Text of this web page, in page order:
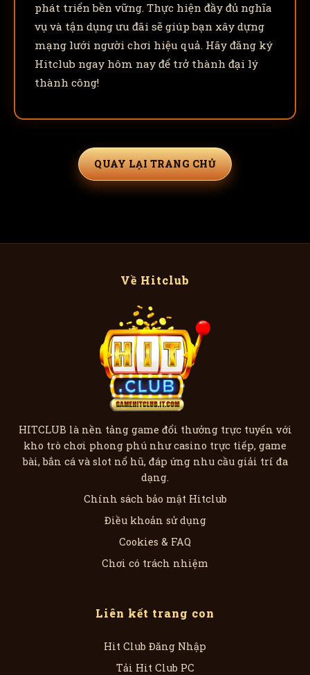
phát triển bền vững. Thực hiện đầy đủ nghĩa
vụ và tận dụng ưu đãi sẽ giúp bạn xây dựng
mạng lưới người chơi hiệu quả. Hãy đăng ký
Hitclub ngay hôm nay để trở thành đại lý
thành công!
QUAY LẠI TRANG CHỦ
Về Hitclub
HITCLUB là nền tảng game đổi thưởng trực tuyến với
kho trò chơi phong phú như casino trực tiếp, game
bài, bắn cá và slot nổ hũ, đáp ứng nhu cầu giải trí đa
dạng.
Chính sách bảo mật Hitclub
Điều khoản sử dụng
Cookies & FAQ
Chơi có trách nhiệm
Liên kết trang con
Hit Club Đăng Nhập
Tải Hit Club PC